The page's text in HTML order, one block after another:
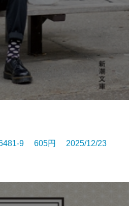
9 605円 2025/12/23